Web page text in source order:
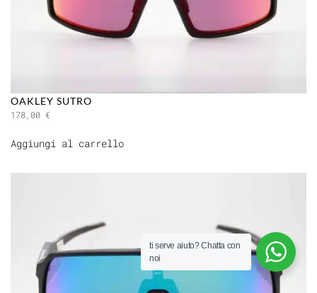
OAKLEY SUTRO
178,00 €
Aggiungi al carrello
ti serve aiuto?Chatta con
noi